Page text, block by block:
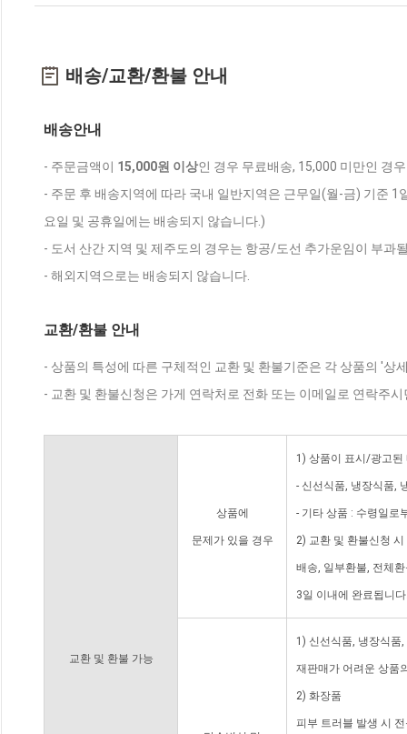
배송/교환/환불 안내
배송안내
- 주문금액이 15,000원 이상인 경우 무료배송, 15,000 미만인 경
- 주문 후 배송지역에 따라 국내 일반지역은 근무일(월-금) 기준
요일 및 공휴일에는 배송되지 않습니다.)
- 도서 산간 지역 및 제주도의 경우는 항공/도선 추가운임이 부과
- 해외지역으로는 배송되지 않습니다.
교환/환불 안내
- 상품의 특성에 따른 구체적인 교환 및 환불기준은 각 상품의 '상
- 교환 및 환불신청은 가게 연락처로 전화 또는 이메일로 연락주
교환 및 환불 가능
상품에
문제가 있을 경우
1) 상품이 표시/광고된
- 신선식품, 냉장식품,
- 기타 상품 : 수령일로
2) 교환 및 환불신청
배송, 일부환불, 전체
3일 이내에 완료됩니
1) 신선식품, 냉장식품
재판매가 어려운 상품
2) 화장품
피부 트러블 발생 시